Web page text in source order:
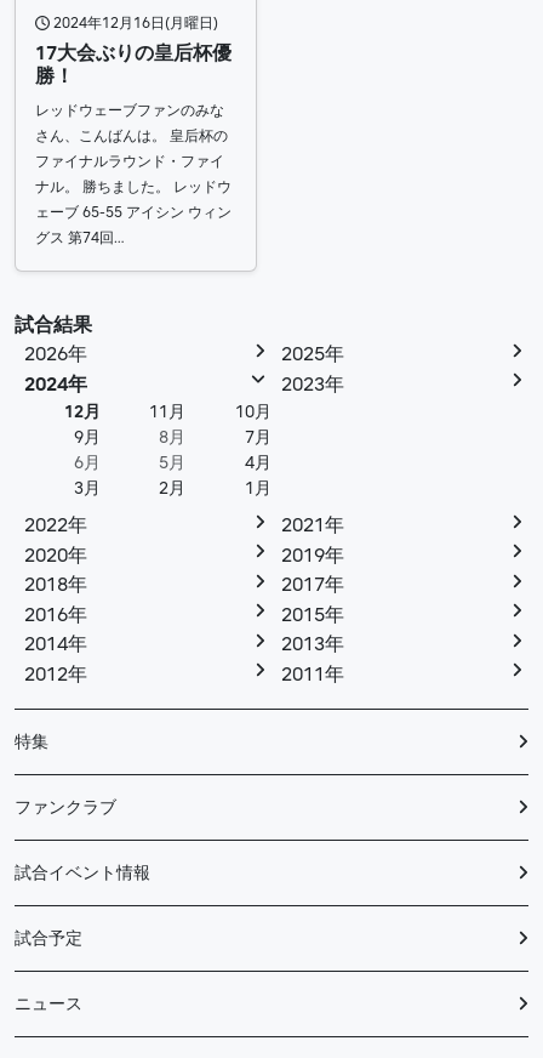
2024年12月16日(月曜日)
17大会ぶりの皇后杯優
勝！
レッドウェーブファンのみな
さん、こんばんは。 皇后杯の
ファイナルラウンド・ファイ
ナル。 勝ちました。 レッドウ
ェーブ 65-55 アイシン ウィン
グス 第74回…
試合結果
2026年
2025年
2024年
12月 11月
10月
9月
8月
7月
6月
5月
4月
3月
2月 1月
2023年
2022年
2021年
2020年
2019年
2018年
2017年
2016年
2015年
2014年
2013年
2012年
2011年
特集
ファンクラブ
試合イベント情報
試合予定
ニュース